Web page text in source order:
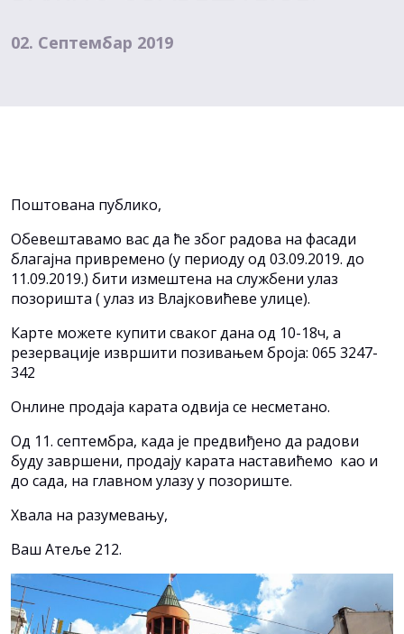
02. Септембар 2019
Поштована публико,
Обевештавамо вас да ће због радова на фасади
благајна привремено (у периоду од 03.09.2019. до
11.09.2019.) бити измештена на службени улаз
позоришта ( улаз из Влајковићеве улице).
Карте можете купити сваког дана од 10-18ч, а
резервације извршити позивањем броја: 065 3247-
342
Онлине продаја карата одвија се несметано.
Од 11. септембра, када је предвиђено да радови
буду завршени, продају карата наставићемо као и
до сада, на главном улазу у позориште.
Хвала на разумевању,
Ваш Атеље 212.